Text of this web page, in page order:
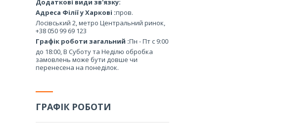
Адреса Філії у Харкові пров.
Лосівський 2, метро Центральний ринок,
+38 050 99 69 123
Графік роботи загальний Пн - Пт с 9:00
до 18:00, В Суботу та Неділю обробка
замовлень може бути довше чи
перенесена на понеділок.
ГРАФІК РОБОТИ